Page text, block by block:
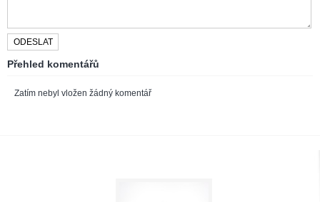
Přehled komentářů
Zatím nebyl vložen žádný komentář